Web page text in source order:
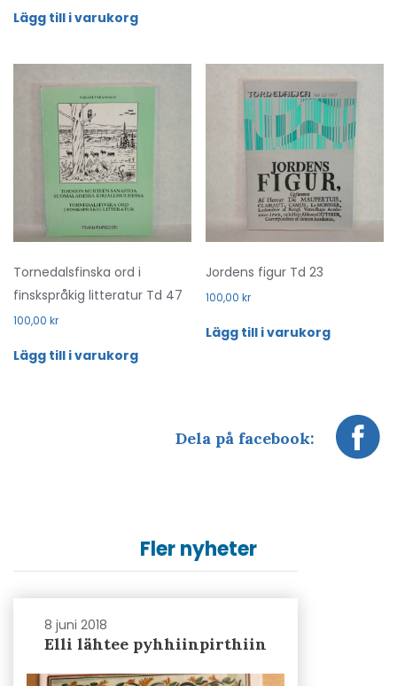
Lägg till i varukorg
Tornedalsfinska ord i
finskspråkig litteratur Td 47
100,00 kr
Lägg till i varukorg
Jordens figur Td 23
100,00kr
Lägg till i varukorg
Dela på facebook:
Fler nyheter
8 juni 2018
Elli lähtee pyhhiinpirthiin